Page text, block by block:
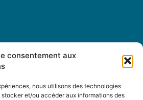
consentement aux
nous utilisons des technologies
et/ou accéder aux informations des